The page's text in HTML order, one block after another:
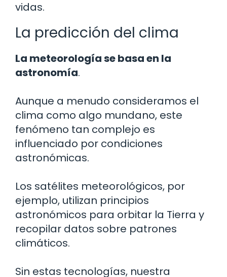
vidas.
La predicción del clima
La meteorología se basa en la
astronomía.
Aunque a menudo consideramos el
clima como algo mundano, este
fenómeno tan complejo es
influenciado por condiciones
astronómicas.
Los satélites meteorológicos, por
ejemplo, utilizan principios
astronómicos para orbitar la Tierra y
recopilar datos sobre patrones
climáticos.
Sin estas tecnologías, nuestra